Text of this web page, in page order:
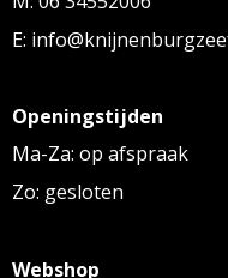
E:
Openingstijden
Ma-Za: op afspraak
Zo: gesloten
Webshop